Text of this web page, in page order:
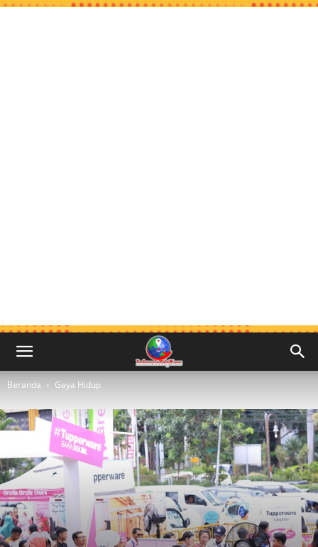
Beranda Gaya Hidup